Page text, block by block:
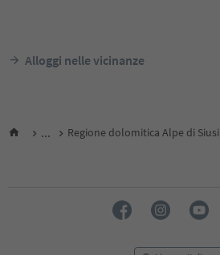
Alloggi nelle vicinanze
... Regione dolomitica Alpe di Siusi